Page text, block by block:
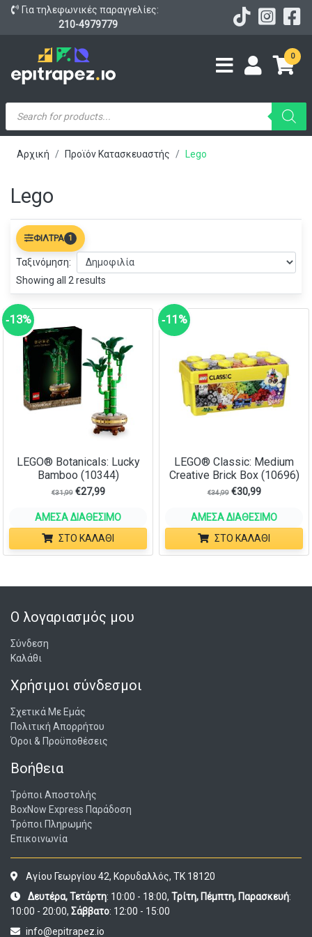
Για τηλεφωνικές παραγγελίες:
210-4979779
0
Products
search
Αρχική Προϊόν Κατασκευαστής Lego
Lego
Showing all 2 results
ΦΊΛΤΡΑ 1
Ταξινόμηση:
‑13%
LEGO® Botanicals: Lucky
Bamboo (10344)
€31,99 €27,99
ΆΜΕΣΑ ΔΙΑΘΈΣΙΜΟ
ΣΤΟ ΚΑΛΆΘΙ
‑11%
LEGO® Classic: Medium
Creative Brick Box (10696)
€34,99 €30,99
ΆΜΕΣΑ ΔΙΑΘΈΣΙΜΟ
ΣΤΟ ΚΑΛΆΘΙ
Ο λογαριασμός μου
Σύνδεση
Καλάθι
Χρήσιμοι σύνδεσμοι
Σχετικά Με Εμάς
Πολιτική Απορρήτου
Όροι & Προϋποθέσεις
Βοήθεια
Τρόποι Αποστολής
BoxNow Express Παράδοση
Τρόποι Πληρωμής
Επικοινωνία
Αγίου Γεωργίου 42, Κορυδαλλός, ΤΚ 18120
Δευτέρα, Τετάρτη: 10:00 - 18:00, Τρίτη, Πέμπτη, Παρασκευή:
10:00 - 20:00, Σάββατο: 12:00 - 15:00
info@epitrapez.io